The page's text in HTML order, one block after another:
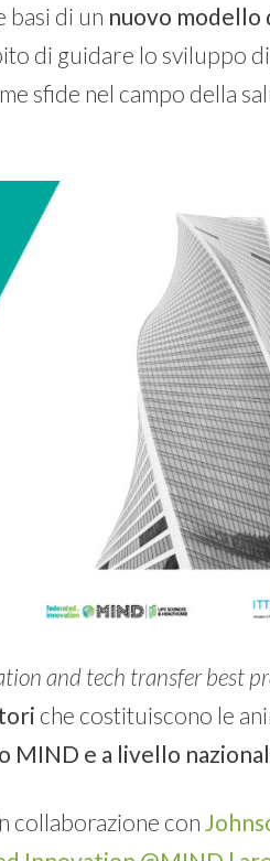
basi di un nuovo modello
di guidare lo sviluppo
sfide nel campo della
and tech transfer best
che costituiscono le
e a livello
collaborazione con